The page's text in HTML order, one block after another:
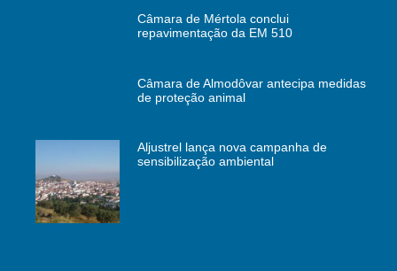
Câmara de Mértola conclui
repavimentação da EM 510
Câmara de Almodôvar antecipa medidas
de proteção animal
Aljustrel lança nova campanha de
sensibilização ambiental